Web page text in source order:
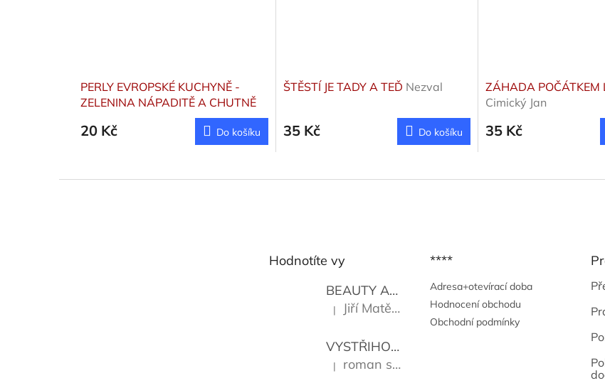
PERLY EVROPSKÉ KUCHYNĚ -
ZELENINA NÁPADITĚ A CHUTNĚ
20 Kč Do košíku
ŠTĚSTÍ JE TADY A TEĎ Nezval
35 Kč Do košíku
ZÁHADA POČÁTKEM
Cimický Jan
35 Kč
Hodnotíte vy
BEAUTY AND THE BEAT
Go Go's
Hodnocení produktu je 5 z 5 hvězdiček.
| Jiří Matějů
VYSTŘIHOVÁNKY - PRAŽSKÉ PAMÁTKY
Hodnocení produktu je 5 z 5 hvězdiček.
| roman sekanina
****
Adresa+otevírací doba
Hodnocení obchodu
Obchodní podmínky